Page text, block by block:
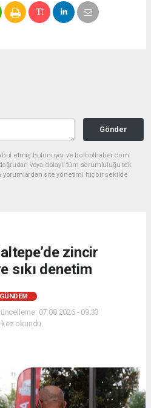
Gönder
etmiş bulunuyor ve bolbolhaber.com
veya dolaylı tüm sorumluluğu tek
yorumlardan site yönetimi hiçbir şekilde
zincir
sıkı denetim
GÜNDEM
07.08.2026 - 09:33
kez okundu.